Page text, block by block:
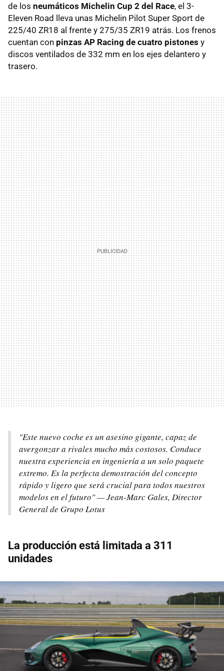
de los neumáticos Michelin Cup 2 del Race, el 3-
Eleven Road lleva unas Michelin Pilot Super Sport de
225/40 ZR18 al frente y 275/35 ZR19 atrás. Los frenos
cuentan con pinzas AP Racing de cuatro pistones y
discos ventilados de 332 mm en los ejes delantero y
trasero.
"Este nuevo coche es un asesino gigante, capaz de
avergonzar a rivales mucho más costosos. Conduce
nuestra experiencia en ingeniería a un solo paquete
extremo. Es la perfecta demostración del concepto
rápido y ligero que será crucial para todos nuestros
modelos en el futuro" — Jean-Marc Gales, Director
General de Grupo Lotus
La producción está limitada a 311
unidades